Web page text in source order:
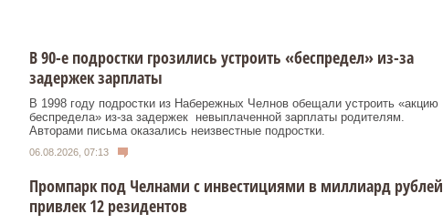
В 90-е подростки грозились устроить «беспредел» из-за
задержек зарплаты
В 1998 году подростки из Набережных Челнов обещали устроить «акцию
беспредела» из‑за задержек невыплаченной зарплаты родителям.
Авторами письма оказались неизвестные подростки.
06.08.2026, 07:13
Промпарк под Челнами с инвестициями в миллиард рублей
привлек 12 резидентов